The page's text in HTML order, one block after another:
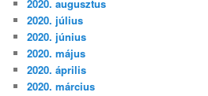
2020. augusztus
2020. július
2020. június
2020. május
2020. április
2020. március